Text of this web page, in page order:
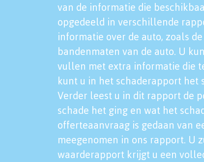
van de informatie die
opgedeeld in verschillende
informatie over de auto, zoals
bandenmaten van de auto. U
vullen met extra informatie die
kunt u in het schaderapport het
Verder leest u in dit rapport de
schade het ging en wat het
offerteaanvraag is gedaan van
meegenomen in ons rapport. U
waarderapport krijgt u een